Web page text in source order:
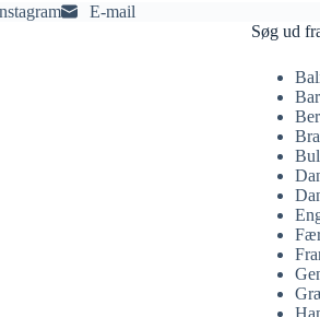
E-mail
Søg ud